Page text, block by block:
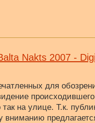
Nakts 2007 -
для
на улице. Т.к.